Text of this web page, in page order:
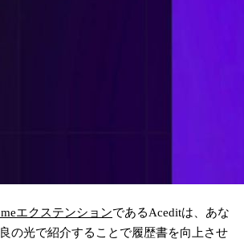
エクステンションであるAceditは、あな
の光で紹介することで履歴書を向上させ